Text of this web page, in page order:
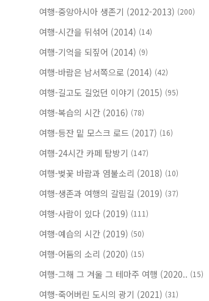
여행-중앙아시아 생존기 (2012-2013) (200)
여행-시간을 뒤섞어 (2014) (14)
여행-기억을 되짚어 (2014) (9)
여행-바람은 남서쪽으로 (2014) (42)
여행-길고도 길었던 이야기 (2015) (95)
여행-복습의 시간 (2016) (78)
여행-등잔 밑 모스크 로드 (2017) (16)
여행-24시간 카페 탐방기 (147)
여행-벚꽃 바람과 염불소리 (2018) (10)
여행-생존과 여행의 갈림길 (2019) (37)
여행-사람이 있다 (2019) (111)
여행-예습의 시간 (2019) (50)
여행-어둠의 소리 (2020) (15)
여행-그해 그 겨울 그 테마주 여행 (2020.. (15)
여행-죽어버린 도시의 광기 (2021) (31)